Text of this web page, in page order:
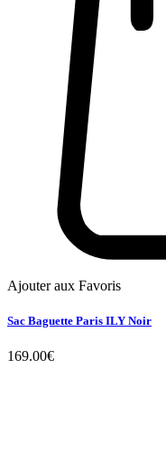
Ajouter aux Favoris
Sac Baguette Paris ILY Noir
169.00€